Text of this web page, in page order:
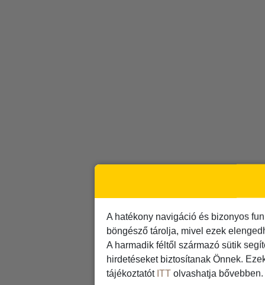
A hatékony navigáció és bizonyos
böngésző tárolja, mivel ezek
A harmadik féltől származó sütik
hirdetéseket biztosítanak Önnek.
tájékoztatót ITT olvashatja bővebben.